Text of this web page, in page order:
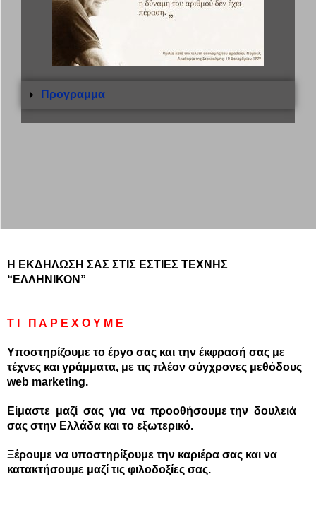
Προγραμμα
Η ΕΚΔΗΛΩΣΗ ΣΑΣ ΣΤΙΣ ΕΣΤΙΕΣ ΤΕΧΝΗΣ
“ΕΛΛΗΝΙΚΟΝ”
Τ Ι Π Α Ρ Ε Χ Ο Υ Μ Ε
Υποστηρίζουμε το έργο σας και την έκφρασή σας με
τέχνες και γράμματα, με τις πλέον σύγχρονες μεθόδους
web marketing.
Είμαστε μαζί σας για να προοθήσουμε την δουλειά
σας στην Ελλάδα και το εξωτερικό.
Ξέρουμε να υποστηρίξουμε την καριέρα σας και να
κατακτήσουμε μαζί τις φιλοδοξίες σας.